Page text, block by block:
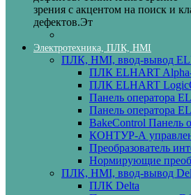
зрения с акцентом на поиск и
дефектов.Эт
Электротехника, ПЛК, HMI
ПЛК, HMI, ввод-вывод
ПЛК ELHART
ПЛК ELHART
Панель оператора
Панель оператора
BakeControl Панель
КОНТУР-А
Преобразователь
Нормирующие
ПЛК, HMI, ввод-вывод
ПЛК Delta